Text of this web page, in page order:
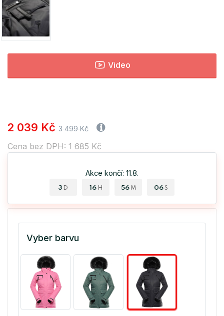
Video
2 039 Kč 3 499 Kč
Cena bez DPH: 1 685 Kč
Akce končí: 11.8.
3 D 16 H 56 M 06 S
Vyber barvu